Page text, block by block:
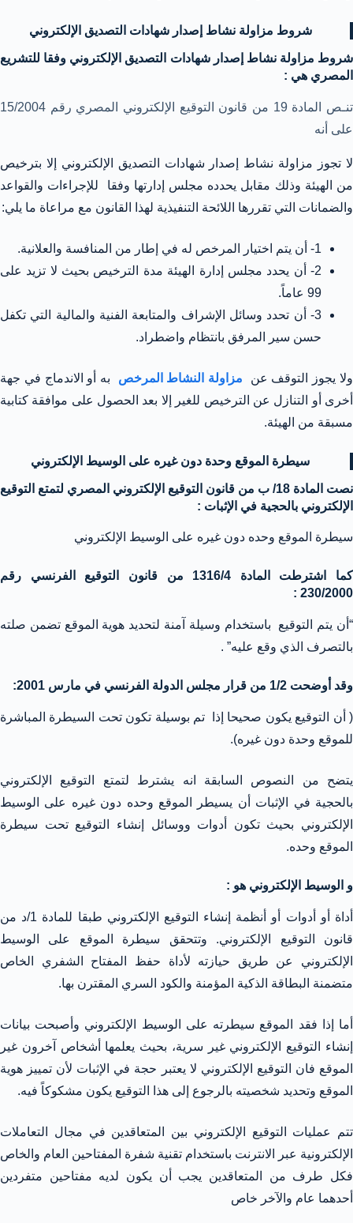
شروط مزاولة نشاط إصدار شهادات التصديق الإلكتروني
شروط مزاولة نشاط إصدار شهادات التصديق الإلكتروني وفقا للتشريع
المصري هي :
تنـص المادة 19 من قانون التوقيع الإلكتروني المصري رقم 15/2004
على أنه
لا تجوز مزاولة نشاط إصدار شهادات التصديق الإلكتروني إلا بترخيص
من الهيئة وذلك مقابل يحدده مجلس إدارتها وفقا للإجراءات والقواعد
والضمانات التي تقررها اللائحة التنفيذية لهذا القانون مع مراعاة ما يلي:
1- أن يتم اختيار المرخص له في إطار من المنافسة والعلانية.
2- أن يحدد مجلس إدارة الهيئة مدة الترخيص بحيث لا تزيد على
99 عاماً.
3- أن تحدد وسائل الإشراف والمتابعة الفنية والمالية التي تكفل
حسن سير المرفق بانتظام واضطراد.
ولا يجوز التوقف عن مزاولة النشاط المرخص
به أو الاندماج في جهة
أخرى أو التنازل عن الترخيص للغير إلا بعد الحصول على موافقة كتابية
مسبقة من الهيئة.
سيطرة الموقع وحدة دون غيره على الوسيط الإلكتروني
نصت المادة 18/ ب من قانون التوقيع الإلكتروني المصري لتمتع التوقيع
الإلكتروني بالحجية في الإثبات :
سيطرة الموقع وحده دون غيره على الوسيط الإلكتروني
كما اشترطت المادة 1316/4 من قانون التوقيع الفرنسي رقم
230/2000 :
“أن يتم التوقيع باستخدام وسيلة آمنة لتحديد هوية الموقع تضمن صلته
بالتصرف الذي وقع عليه” .
وقد أوضحت 1/2 من قرار مجلس الدولة الفرنسي في مارس 2001:
( أن التوقيع يكون صحيحا إذا تم بوسيلة تكون تحت السيطرة المباشرة
للموقع وحدة دون غيره).
يتضح من النصوص السابقة انه يشترط لتمتع التوقيع الإلكتروني
بالحجية في الإثبات أن يسيطر الموقع وحده دون غيره على الوسيط
الإلكتروني بحيث تكون أدوات ووسائل إنشاء التوقيع تحت سيطرة
الموقع وحده.
و الوسيط الإلكتروني هو :
أداة أو أدوات أو أنظمة إنشاء التوقيع الإلكتروني طبقا للمادة 1/د من
قانون التوقيع الإلكتروني. وتتحقق سيطرة الموقع على الوسيط
الإلكتروني عن طريق حيازته لأداة حفظ المفتاح الشفري الخاص
متضمنة البطاقة الذكية المؤمنة والكود السري المقترن بها.
أما إذا فقد الموقع سيطرته على الوسيط الإلكتروني وأصبحت بيانات
إنشاء التوقيع الإلكتروني غير سرية، بحيث يعلمها أشخاص آخرون غير
الموقع فان التوقيع الإلكتروني لا يعتبر حجة في الإثبات لأن تمييز هوية
الموقع وتحديد شخصيته بالرجوع إلى هذا التوقيع يكون مشكوكاً فيه.
تتم عمليات التوقيع الإلكتروني بين المتعاقدين في مجال التعاملات
الإلكترونية عبر الانترنت باستخدام تقنية شفرة المفتاحين العام والخاص
فكل طرف من المتعاقدين يجب أن يكون لديه مفتاحين متفردين
أحدهما عام والآخر خاص